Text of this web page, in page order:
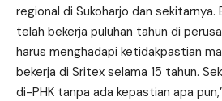
regional di Sukoharjo dan sekitarnya.
telah bekerja puluhan tahun di
harus menghadapi ketidakpastian
bekerja di Sritex selama 15 tahun.
di-PHK tanpa ada kepastian apa